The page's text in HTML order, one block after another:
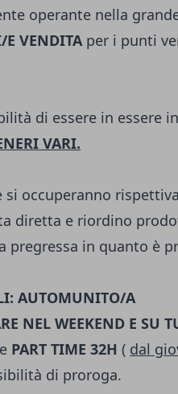
operante nella
E VENDITAper i punti
di essere in essere
VARI.
occuperanno
diretta e riordino
pregressa in quanto è
AUTOMUNITO/A
NEL WEEKEND E SU
PART TIME 32H ( dal
di proroga.